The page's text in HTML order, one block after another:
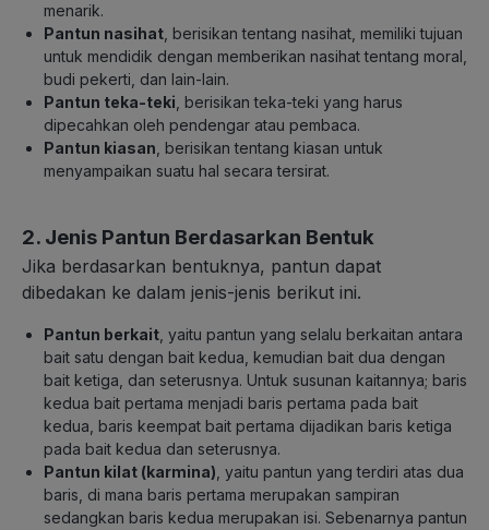
menarik.
Pantun nasihat , berisikan tentang nasihat, memiliki tujuan
untuk mendidik dengan memberikan nasihat tentang moral,
budi pekerti, dan lain-lain.
Pantun teka-teki , berisikan teka-teki yang harus
dipecahkan oleh pendengar atau pembaca.
Pantun kiasan , berisikan tentang kiasan untuk
menyampaikan suatu hal secara tersirat.
2. Jenis Pantun Berdasarkan Bentuk
Jika berdasarkan bentuknya, pantun dapat
dibedakan ke dalam jenis-jenis berikut ini.
Pantun berkait , yaitu pantun yang selalu berkaitan antara
bait satu dengan bait kedua, kemudian bait dua dengan
bait ketiga, dan seterusnya. Untuk susunan kaitannya; baris
kedua bait pertama menjadi baris pertama pada bait
kedua, baris keempat bait pertama dijadikan baris ketiga
pada bait kedua dan seterusnya.
Pantun kilat (karmina) , yaitu pantun yang terdiri atas dua
baris, di mana baris pertama merupakan sampiran
sedangkan baris kedua merupakan isi. Sebenarnya pantun